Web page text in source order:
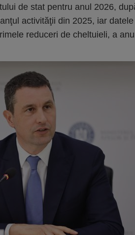
de stat pentru anul 2026,
activităţii din 2025, iar
reduceri de cheltuieli, a